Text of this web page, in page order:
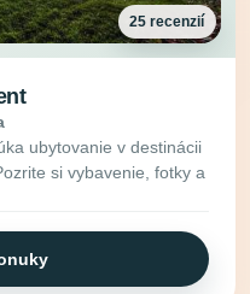
25 recenzií
ubytovanie v destinácii
si vybavenie, fotky a